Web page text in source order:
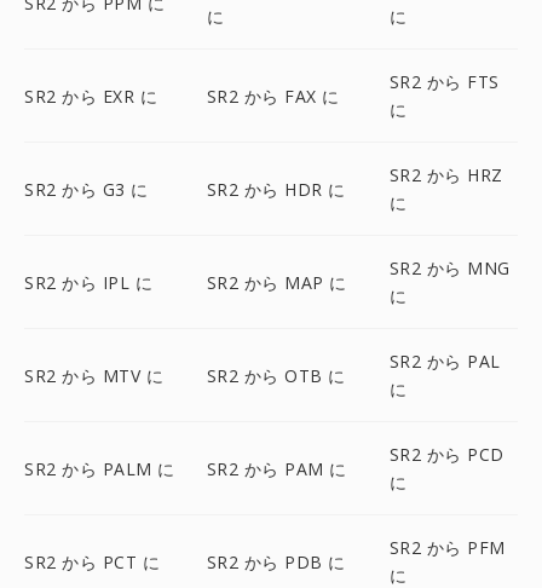
に
に
SR2 から EXR に SR2 から FAX に
SR2 から FTS
に
SR2 から G3 に SR2 から HDR に
SR2 から HRZ
に
SR2 から IPL に SR2 から MAP に
SR2 から MNG
に
SR2 から MTV に SR2 から OTB に
SR2 から PAL
に
SR2 から PALM に SR2 から PAM に
SR2 から PCD
に
SR2 から PCT に SR2 から PDB に
SR2 から PFM
に